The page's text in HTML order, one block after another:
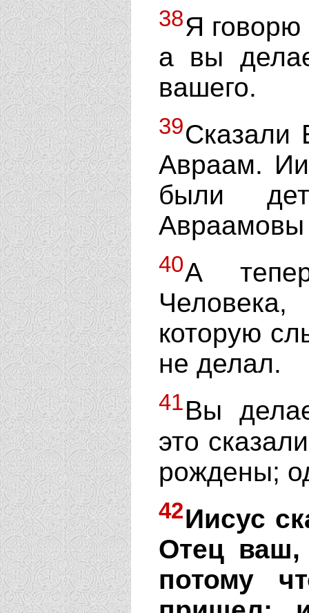
38Я говорю
а вы
вашего.
39Сказали
Авраам.
были
40А
которую
не делал.
41Вы
это
рождены;
42Иисус
Отец
потому